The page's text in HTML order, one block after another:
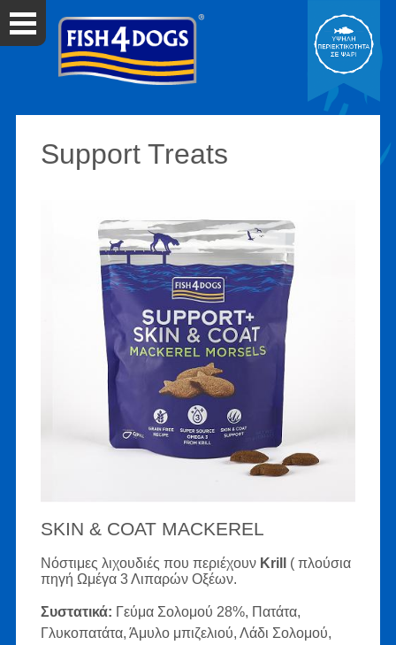
Support Treats
SKIN & COAT MACKEREL
Νόστιμες λιχουδιές που περιέχουν Κrill
( πλούσια
πηγή Ωμέγα 3 Λιπαρών Οξέων.
Συστατικά: Γεύμα Σολομού 28%, Πατάτα,
Γλυκοπατάτα, Άμυλο μπιζελιού, Λάδι Σολομού,